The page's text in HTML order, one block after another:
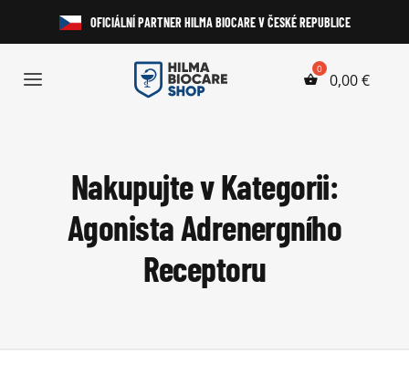
obsah
OFICIÁLNÍ PARTNER HILMA BIOCARE V ČESKÉ REPUBLICE
Toggle
HGH a Peptidy
Perorální Steroidy
0,00€
Nakupujte v Kategorii:
Agonista Adrenergního
Receptoru